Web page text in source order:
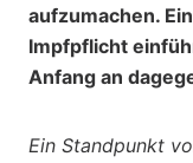
aufzumachen.
Impfpflicht
Anfang an
Ein Standpunkt